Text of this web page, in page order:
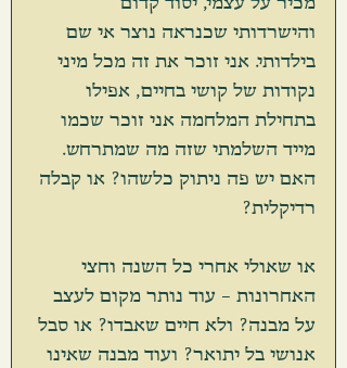
והישרדותי שכנראה נוצר אי שם
בילדותי. אני זוכר את זה מכל מיני
נקודות של קושי בחיים, אפילו
בתחילת המלחמה אני זוכר שכמו
מייד השלמתי שזה מה שמתרחש.
האם יש פה ניתוק כלשהו? או קבלה
רדיקלית?
או שאולי אחרי כל השנה וחצי
האחרונות – עוד נותר מקום לעצב
על מבנה? ולא חיים שאבדו? או סבל
אנושי בל יתואר? ועוד מבנה שאינו